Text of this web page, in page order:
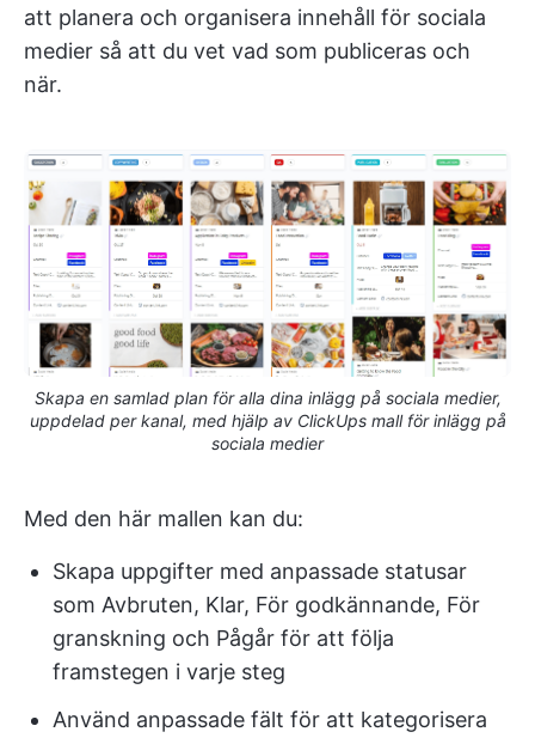
att planera och organisera innehåll för sociala
medier så att du vet vad som publiceras och
när.
Skapa en samlad plan för alla dina inlägg på sociala medier,
uppdelad per kanal, med hjälp av ClickUps mall för inlägg på
sociala medier
Med den här mallen kan du:
Skapa uppgifter med anpassade statusar
som Avbruten, Klar, För godkännande, För
granskning och Pågår för att följa
framstegen i varje steg
Använd anpassade fält för att kategorisera